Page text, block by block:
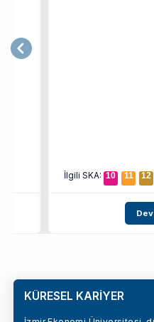
İlgili SKA: 10 11 12
KÜRESEL KARİYER